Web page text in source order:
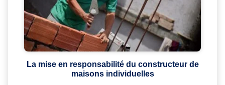
La mise en responsabilité du constructeur de
maisons individuelles